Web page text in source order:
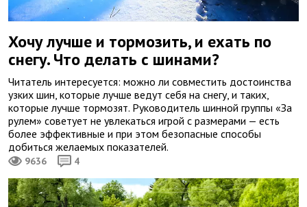
Хочу лучше и тормозить, и ехать по
снегу. Что делать с шинами?
Читатель интересуется: можно ли совместить достоинства
узких шин, которые лучше ведут себя на снегу, и таких,
которые лучше тормозят. Руководитель шинной группы «За
рулем» советует не увлекаться игрой с размерами — есть
более эффективные и при этом безопасные способы
добиться желаемых показателей.
9636 4